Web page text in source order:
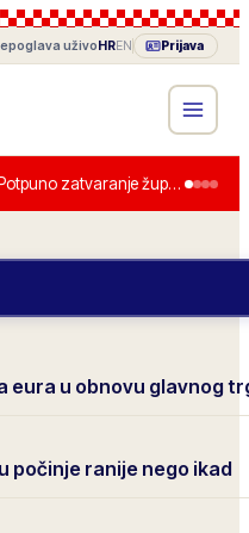
uživoHREN Prijava
Potpuno zatvaranje županijske ceste od 28. lipnja, obilazak je uređen.
eura u obnovu glavnog
počinje ranije nego ikad